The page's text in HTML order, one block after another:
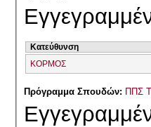
Κατεύθυνση
ΚΟΡΜΟΣ
Πρόγραμμα Σπουδών: ΠΠΣ